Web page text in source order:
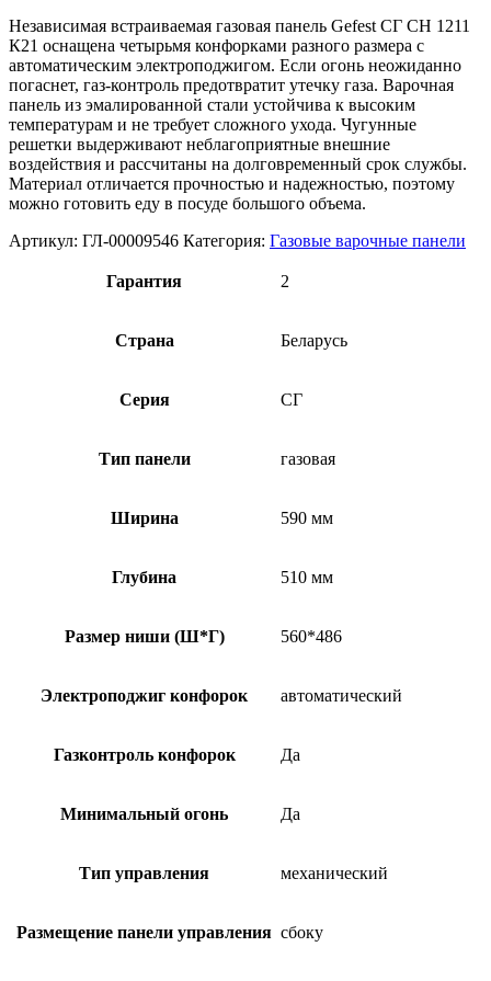
Независимая встраиваемая газовая панель Gefest СГ СН 1211
К21 оснащена четырьмя конфорками разного размера с
автоматическим электроподжигом. Если огонь неожиданно
погаснет, газ-контроль предотвратит утечку газа. Варочная
панель из эмалированной стали устойчива к высоким
температурам и не требует сложного ухода. Чугунные
решетки выдерживают неблагоприятные внешние
воздействия и рассчитаны на долговременный срок службы.
Материал отличается прочностью и надежностью, поэтому
можно готовить еду в посуде большого объема.
Артикул: ГЛ-00009546 Категория: Газовые варочные панели
Гарантия 2
Страна Беларусь
Серия СГ
Тип панели газовая
Ширина 590 мм
Глубина 510 мм
Размер ниши (Ш*Г) 560*486
Электроподжиг конфорок автоматический
Газконтроль конфорок Да
Минимальный огонь Да
Тип управления механический
Размещение панели управления сбоку